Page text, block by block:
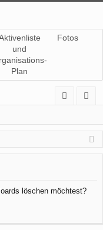
und
Plan
Fotos
m
el
n
ist
rie
n
löschen möchtest?